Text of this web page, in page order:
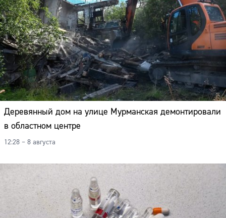
Деревянный дом на улице Мурманская демонтировали
в областном центре
12:28 – 8 августа